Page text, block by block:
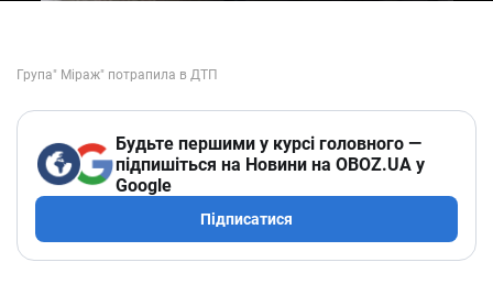
Будьте першими у курсі головного —
підпишіться на Новини на OBOZ.UA у
Google
Підписатися